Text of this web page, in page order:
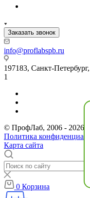
Заказать звонок
info@proflabspb.ru
197183, Санкт-
1
© ПрофЛаб, 2006 - 2026.
Политика
Карта сайта
0 Корзина